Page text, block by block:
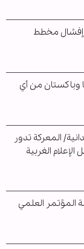
إفشال مخطط
وباكستان من أي
المعركة تدور
الغربية
المؤتمر العلمي